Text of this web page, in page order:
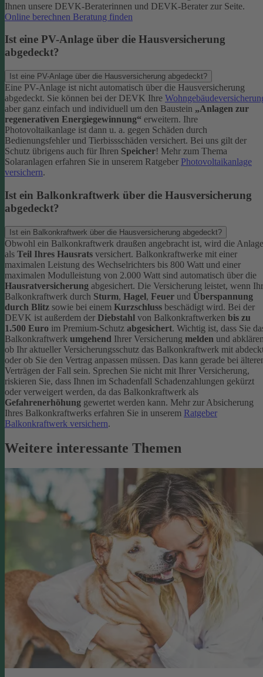
Ihnen unsere DEVK-Beraterinnen und DEVK-Berater zur Seite.
Online berechnen Beratung finden
Ist eine PV-Anlage über die Hausversicherung
abgedeckt?
Ist eine PV-Anlage über die Hausversicherung abgedeckt?
Eine PV-Anlage ist nicht automatisch über die Hausversicherung
abgedeckt. Sie können bei der DEVK Ihre
aber ganz einfach und individuell um den Baustein „Anlagen zur
regenerativen Energiegewinnung“ erweitern. Ihre
Photovoltaikanlage ist dann u. a. gegen Schäden durch
Bedienungsfehler und Tierbissschäden versichert. Bei uns gilt der
Schutz übrigens auch für Ihren Speicher! Mehr zum Thema
Solaranlagen erfahren Sie in unserem Ratgeber Photovoltaikanlage
versichern.
Ist ein Balkonkraftwerk über die Hausversicherung
abgedeckt?
Ist ein Balkonkraftwerk über die Hausversicherung abgedeckt?
Obwohl ein Balkonkraftwerk draußen angebracht ist, wird die Anlage
als Teil Ihres Hausrats versichert. Balkonkraftwerke mit einer
maximalen Leistung des Wechselrichters bis 800 Watt und einer
maximalen Modulleistung von 2.000 Watt sind automatisch über die
Hausratversicherung abgesichert. Die Versicherung leistet, wenn Ihr
Balkonkraftwerk durch Sturm, Hagel, Feuer und Überspannung
durch Blitz sowie bei einem Kurzschluss beschädigt wird. Bei der
DEVK ist außerdem der Diebstahl von Balkonkraftwerken bis zu
1.500 Euro im Premium-Schutz abgesichert. Wichtig ist, dass Sie
Balkonkraftwerk umgehend Ihrer Versicherung melden und
ob Ihr aktueller Versicherungsschutz das Balkonkraftwerk mit
oder ob Sie den Vertrag anpassen müssen. Das kann gerade bei
Verträgen der Fall sein. Sprechen Sie nicht mit Ihrer Versicherung,
riskieren Sie, dass Ihnen im Schadenfall Schadenzahlungen gekürzt
oder verweigert werden, da das Balkonkraftwerk als
Gefahrenerhöhung gewertet werden kann. Mehr zur Absicherung
Ihres Balkonkraftwerks erfahren Sie in unserem Ratgeber
Balkonkraftwerk versichern.
Weitere interessante Themen